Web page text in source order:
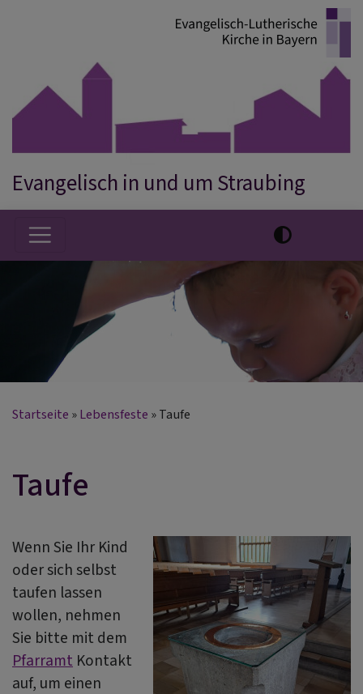
Evangelisch in und um Straubing
Hauptnavigation
Startseite Lebensfeste Taufe
Taufe
Wenn Sie Ihr Kind
oder sich selbst
taufen lassen
wollen, nehmen
Sie bitte mit dem
Pfarramt Kontakt
auf, um einen